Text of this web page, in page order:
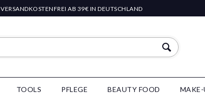
VERSANDKOSTENFREI AB 39€ IN DEUTSCHLAND
TOOLS PFLEGE BEAUTY FOOD MAKE-